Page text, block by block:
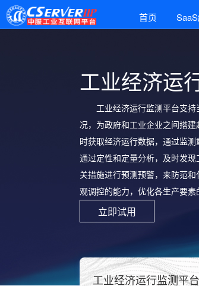
首页
工业经济运
工业经济运行监测平台支
况，为政府和工业企业之间搭
时获取经济运行数据，通过监测
通过定性和定量分析，及时发
关措施进行预测预警，来防范
观调控的能力，优化各生产要素
立即试用
工业经济运行监测平台